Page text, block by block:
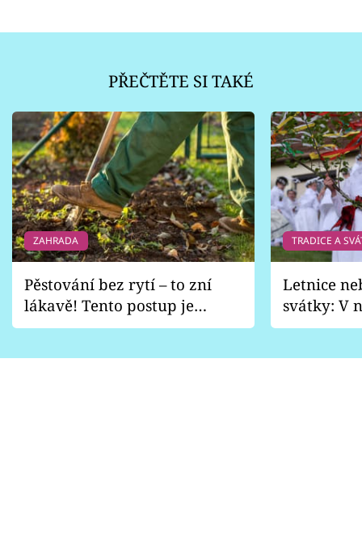
PŘEČTĚTE SI TAKÉ
ZAHRADA
Pěstování bez rytí – to zní
lákavě! Tento postup je
vhodný jen pro některé
TRADICE A
Letnice
svátky: V
pondělí